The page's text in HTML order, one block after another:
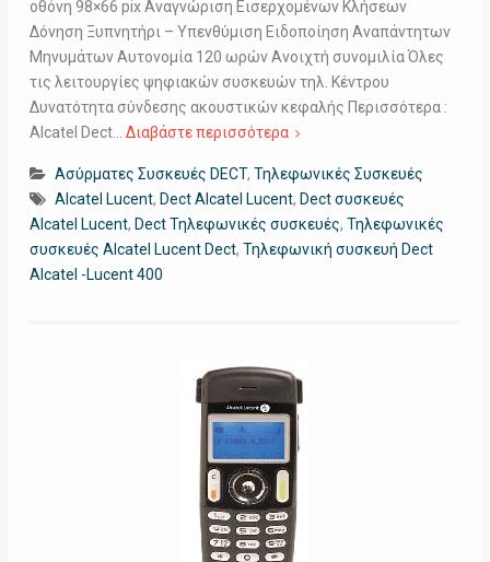
οθόνη 98×66 pix Αναγνώριση Εισερχομένων Κλήσεων
Δόνηση Ξυπνητήρι – Υπενθύμιση Ειδοποίηση Αναπάντητων
Μηνυμάτων Αυτονομία 120 ωρών Ανοιχτή συνομιλία Όλες
τις λειτουργίες ψηφιακών συσκευών τηλ. Κέντρου
Δυνατότητα σύνδεσης ακουστικών κεφαλής Περισσότερα :
Alcatel Dect… Διαβάστε περισσότερα
Ασύρματες Συσκευές DECT, Τηλεφωνικές Συσκευές
Alcatel Lucent, Dect Alcatel Lucent, Dect συσκευές
Alcatel Lucent, Dect Τηλεφωνικές συσκευές, Τηλεφωνικές
συσκευές Alcatel Lucent Dect, Τηλεφωνική συσκευή Dect
Alcatel -Lucent 400